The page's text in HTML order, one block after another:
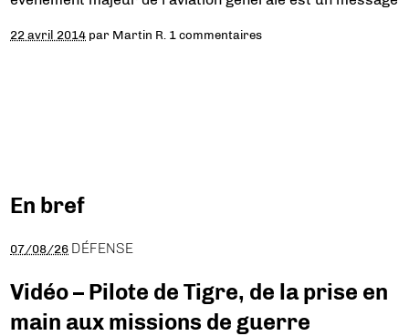
22 avril 2014 par Martin R. 1 commentaires
En bref
07/08/26 DÉFENSE
Vidéo – Pilote de Tigre, de la prise en
main aux missions de guerre